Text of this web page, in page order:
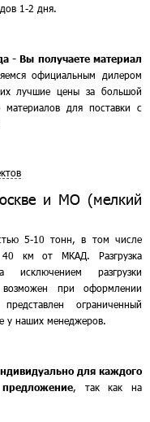
1-2 дня.
- Вы получаете материал
официальным дилером
лучшие цены за большой
материалов для поставки с
и МО (мелкий
5-10 тонн, в том числе
км от МКАД. Разгрузка
исключением разгрузки
при оформлении
ограниченный
у наших менеджеров.
для каждого
, так как на